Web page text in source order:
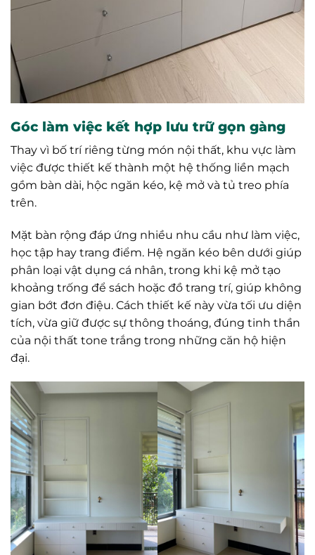
Góc làm việc kết hợp lưu trữ gọn gàng
Thay vì bố trí riêng từng món nội thất, khu vực làm
việc được thiết kế thành một hệ thống liền mạch
gồm bàn dài, hộc ngăn kéo, kệ mở và tủ treo phía
trên.
Mặt bàn rộng đáp ứng nhiều nhu cầu như làm việc,
học tập hay trang điểm. Hệ ngăn kéo bên dưới giúp
phân loại vật dụng cá nhân, trong khi kệ mở tạo
khoảng trống để sách hoặc đồ trang trí, giúp không
gian bớt đơn điệu. Cách thiết kế này vừa tối ưu diện
tích, vừa giữ được sự thông thoáng, đúng tinh thần
của nội thất tone trắng trong những căn hộ hiện
đại.